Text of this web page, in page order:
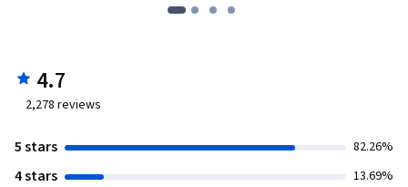
4.7
2,278 reviews
5 stars 82.26%
4 stars 13.69%